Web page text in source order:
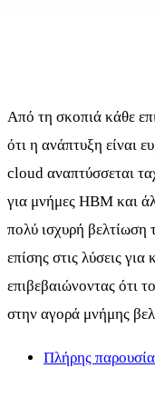
Από τη σκοπιά κάθε
ότι η ανάπτυξη είναι
cloud αναπτύσσεται
για μνήμες HBM και
πολύ ισχυρή βελτίωση
επίσης στις λύσεις
επιβεβαιώνοντας ότι
στην αγορά μνήμης
Πλήρης